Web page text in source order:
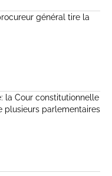
général tire la
la Cour constitutionnelle
plusieurs parlementaires